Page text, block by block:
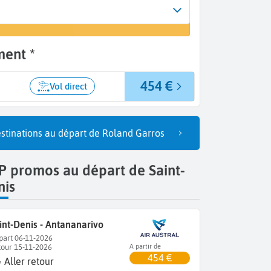
(TNR)
*
Vol direct 454 €
au départ de Roland Garros
promos au départ de Saint-
Denis - Antananarivo
06-11-2026
15-11-2026
Aller retour
A partir de
454 €